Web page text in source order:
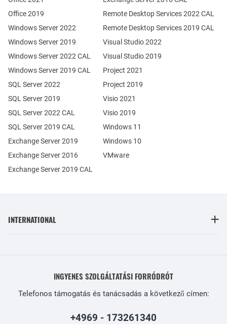
Office 2019
Windows Server 2022
Windows Server 2019
Exchange Server 2019
Exchange Server 2016
SQL Server 2022
SQL Server 2019
Windows Server 2022 CAL
Windows Server 2019 CAL
SQL Server 2022 CAL
SQL Server 2019 CAL
Remote Desktop Services 2022 CAL
Remote Desktop Services 2019 CAL
Exchange Server 2019 CAL
Visual Studio 2022
Visual Studio 2019
Project 2021
Project 2019
Visio 2021
Visio 2019
Windows 11
Windows 10
VMware
INTERNATIONAL
INGYENES SZOLGÁLTATÁSI FORRÓDRÓT
Telefonos támogatás és tanácsadás a következő címen:
+4969 - 173261340